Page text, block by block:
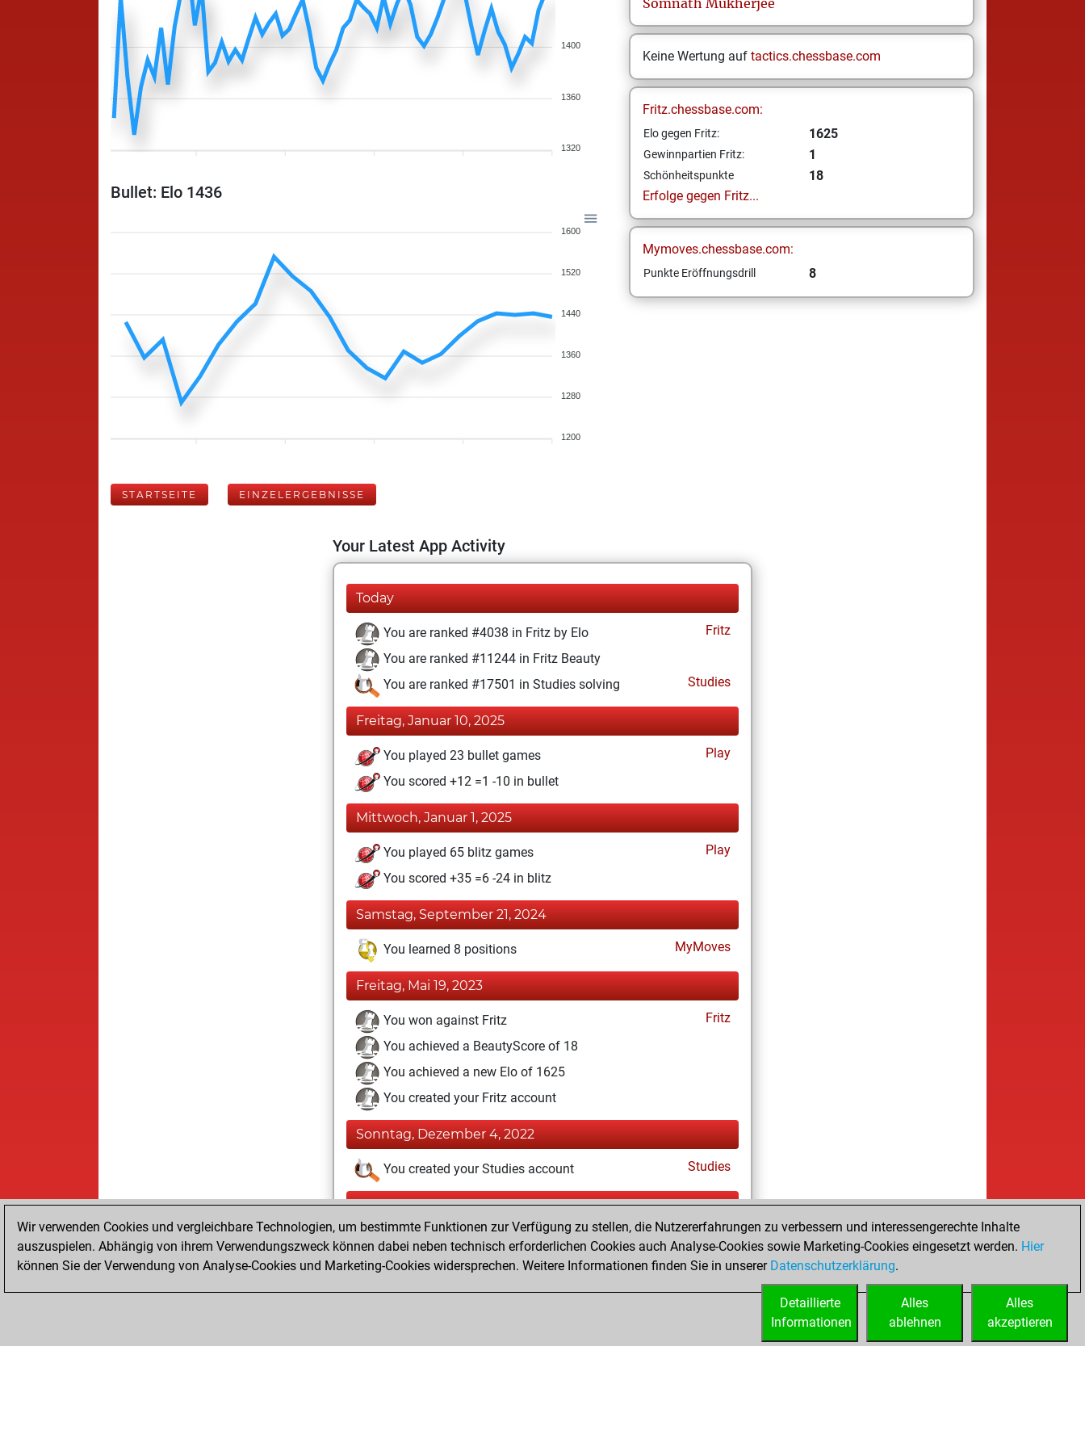
1400
1360
1320
Bullet: Elo 1436
1600
1520
1440
1360
1280
1200
Somnath Mukherjee
Keine Wertung auf tactics.chessbase.com
Fritz.chessbase.com:
Elo gegen Fritz: 1625
Gewinnpartien Fritz: 1
Schönheitspunkte
18
Erfolge gegen Fritz...
Mymoves.chessbase.com:
Punkte Eröffnungsdrill 8
STARTSEITE EINZELERGEBNISSE
Your Latest App Activity
Today
You are ranked #4038 in Fritz by Elo
Fritz
You are ranked #11244 in Fritz Beauty
You are ranked #17501 in Studies solving
Studies
Freitag, Januar 10, 2025
You played 23 bullet games
Play
You scored +12 =1 -10 in bullet
Mittwoch, Januar 1, 2025
You played 65 blitz games
Play
You scored +35 =6 -24 in blitz
Samstag, September 21, 2024
You learned 8 positions MyMoves
Freitag, Mai 19, 2023
You won against Fritz
Fritz
You achieved a BeautyScore of 18
You achieved a new Elo of 1625
You created your Fritz account
Sonntag, Dezember 4, 2022
You created your Studies account Studies
Donnerstag, August 1, 2019
You played 109 slow games
Play
You scored +55 =4 -50 in slow games
Wir verwenden Cookies und vergleichbare Technologien, um bestimmte Funktionen zur Verfügung zu stellen, die Nutzererfahrungen zu verbessern und interessengerechte Inhalte
auszuspielen. Abhängig von ihrem Verwendungszweck können dabei neben technisch erforderlichen Cookies auch Analyse-Cookies sowie Marketing-Cookies eingesetzt werden. Hier
können Sie der Verwendung von Analyse-Cookies und Marketing-Cookies widersprechen. Weitere Informationen finden Sie in unserer Datenschutzerklärung.
Alles
akzeptieren
Alles
ablehnen
Detaillierte
Informationen